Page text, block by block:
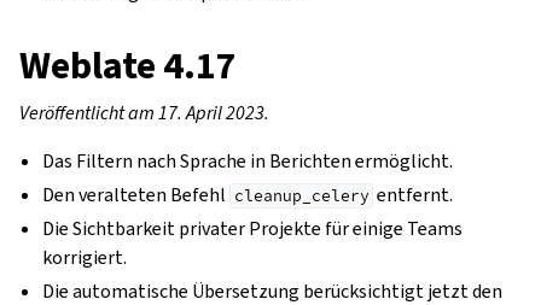
Weblate 4.17
Veröffentlicht am 17. April 2023.
Das Filtern nach Sprache in Berichten ermöglicht.
Den veralteten Befehl cleanup_celery entfernt.
Die Sichtbarkeit privater Projekte für einige Teams
korrigiert.
Die automatische Übersetzung berücksichtigt jetzt den